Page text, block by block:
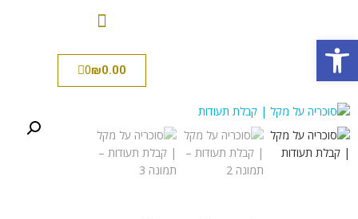
פתח סרגל נגישות
₪0.00
0